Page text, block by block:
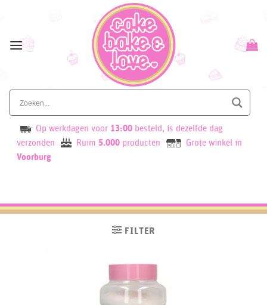
content
Op werkdagen voor 13:00 besteld, is dezelfde dag
verzonden
Ruim 5.000 producten
Grote winkel in
Voorburg
FILTER